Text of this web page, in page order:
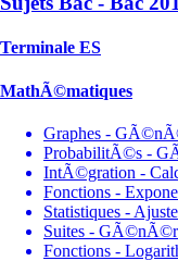
Terminale ES
MathÃ©matiques
Graphes -
ProbabilitÃ©s -
IntÃ©gration -
Fonctions -
Statistiques -
Suites -
Fonctions -